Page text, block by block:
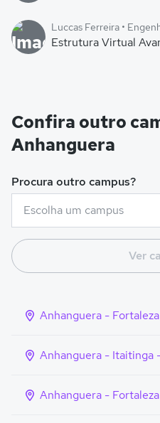
Luccas Ferreira •
Estrutura Virtual
Confira outro
Anhanguera
Procura outro campus?
Ver
Anhanguera -
Anhanguera - Itaitinga
Anhanguera -